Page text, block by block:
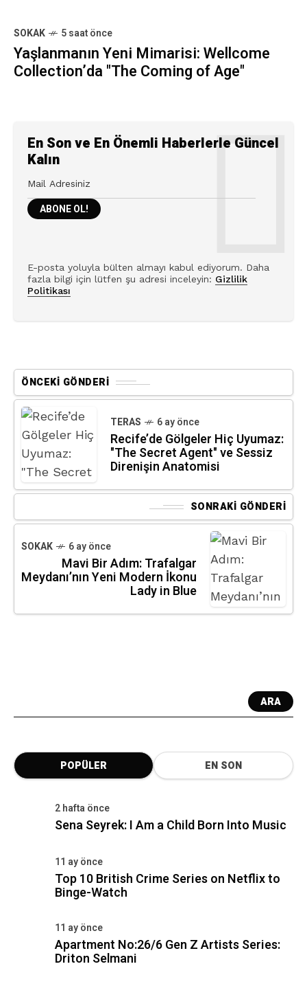
SOKAK 5 saat önce
Yaşlanmanın Yeni Mimarisi: Wellcome
Collection’da "The Coming of Age"
En Son ve En Önemli Haberlerle Güncel
Kalın
E-posta yoluyla bülten almayı kabul ediyorum. Daha
fazla bilgi için lütfen şu adresi inceleyin: Gizlilik
Politikası
ÖNCEKI GÖNDERI
TERAS 6 ay önce
Recife’de Gölgeler Hiç Uyumaz:
"The Secret Agent" ve Sessiz
Direnişin Anatomisi
SONRAKI GÖNDERI
SOKAK 6 ay önce
Mavi Bir Adım: Trafalgar
Meydanı’nın Yeni Modern İkonu
Lady in Blue
ARA
POPÜLER EN SON
2 hafta önce
Sena Seyrek: I Am a Child Born Into Music
11 ay önce
Top 10 British Crime Series on Netflix to
Binge-Watch
11 ay önce
Apartment No:26/6 Gen Z Artists Series:
Driton Selmani